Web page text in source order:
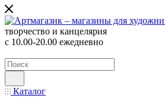
творчество и канцелярия
с 10.00-20.00 ежедневно
Каталог